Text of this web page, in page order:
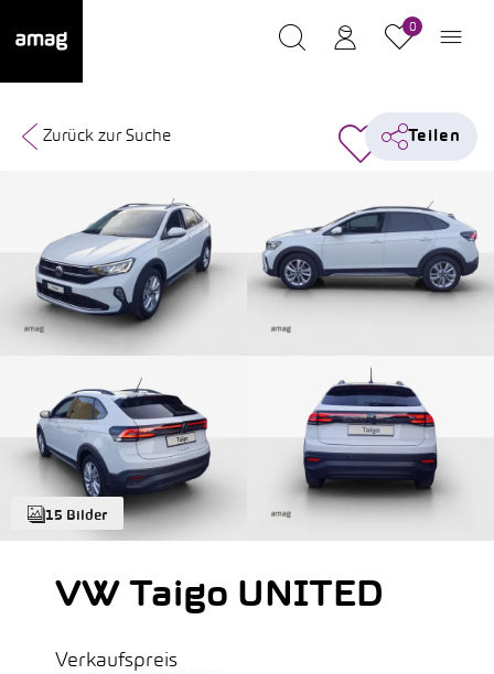
0
15 Bilder
Zurück zur Suche Teilen
VW Taigo UNITED
Verkaufspreis